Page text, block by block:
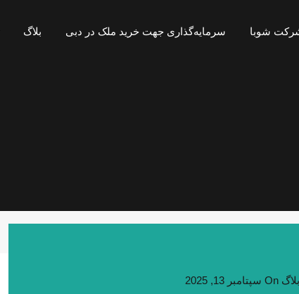
شوبا سرمایه‌گذاری جهت خرید ملک در دبی بلاگ
بلاگ سپتامبر 13, 2025